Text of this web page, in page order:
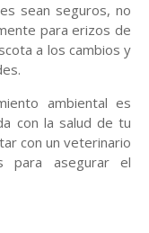
sean seguros, no
para erizos de
a los cambios y
ambiental es
con la salud de tu
con un veterinario
para asegurar el